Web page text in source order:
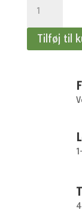
15
Tilføj til